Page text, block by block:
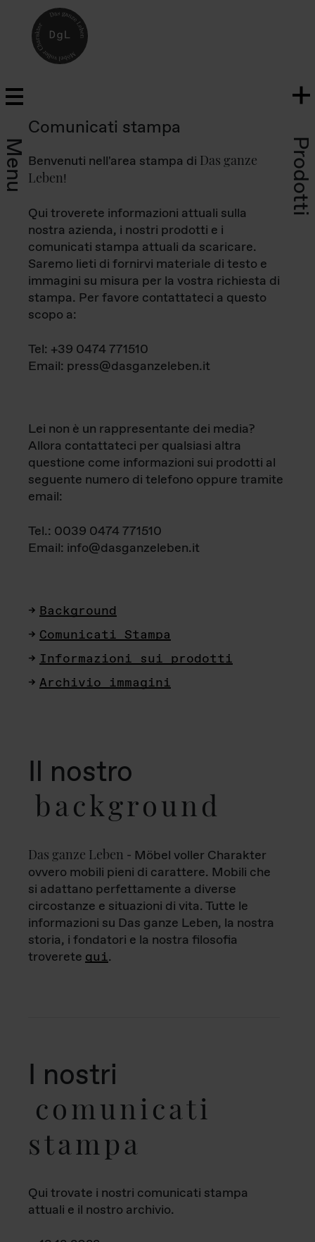
Menu Prodotti
Comunicati stampa
Benvenuti nell'area stampa di Das ganze
Leben!
Qui troverete informazioni attuali sulla
nostra azienda, i nostri prodotti e i
comunicati stampa attuali da scaricare.
Saremo lieti di fornirvi materiale di testo e
immagini su misura per la vostra richiesta di
stampa. Per favore contattateci a questo
scopo a:
Tel: +39 0474 771510
Email: press@dasganzeleben.it
Lei non è un rappresentante dei media?
Allora contattateci per qualsiasi altra
questione come informazioni sui prodotti al
seguente numero di telefono oppure tramite
email:
Tel.: 0039 0474 771510
Email: info@dasganzeleben.it
Background
Comunicati Stampa
Informazioni sui prodotti
Archivio immagini
Il nostro
background
Das ganze Leben - Möbel voller Charakter
ovvero mobili pieni di carattere. Mobili che
si adattano perfettamente a diverse
circostanze e situazioni di vita. Tutte le
informazioni su Das ganze Leben, la nostra
storia, i fondatori e la nostra filosofia
troverete qui.
I nostri
comunicati
stampa
Qui trovate i nostri comunicati stampa
attuali e il nostro archivio.